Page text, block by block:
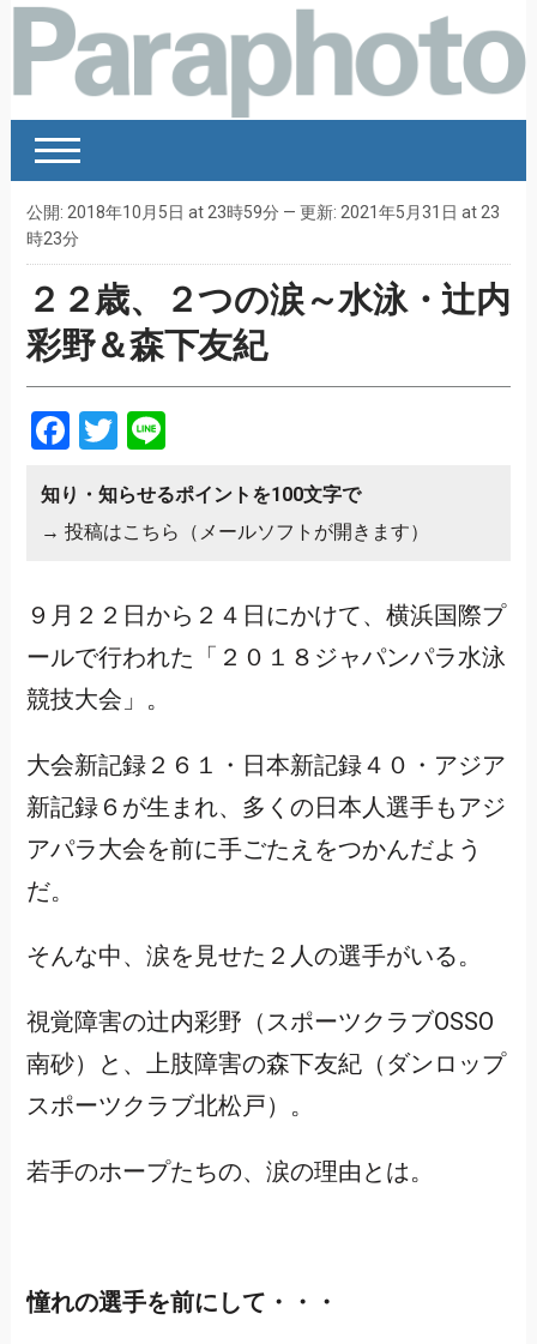
公開: 2018年10月5日 at 23時59分 — 更新: 2021年5月31日 at 23
時23分
２２歳、２つの涙～水泳・辻内
彩野＆森下友紀
Facebook
Twitter
Line
知り・知らせるポイントを100文字で
→ 投稿はこちら（メールソフトが開きます）
９月２２日から２４日にかけて、横浜国際プ
ールで行われた「２０１８ジャパンパラ水泳
競技大会」。
大会新記録２６１・日本新記録４０・アジア
新記録６が生まれ、多くの日本人選手もアジ
アパラ大会を前に手ごたえをつかんだよう
だ。
そんな中、涙を見せた２人の選手がいる。
視覚障害の辻内彩野（スポーツクラブOSSO
南砂）と、上肢障害の森下友紀（ダンロップ
スポーツクラブ北松戸）。
若手のホープたちの、涙の理由とは。
憧れの選手を前にして・・・